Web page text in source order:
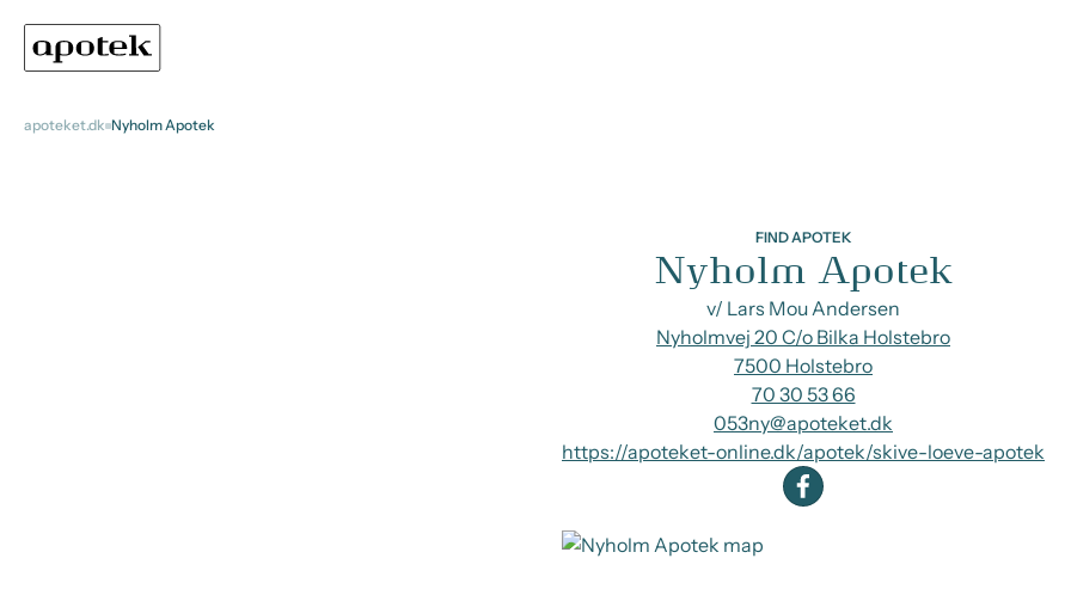
apoteket.dk Nyholm Apotek
FIND APOTEK
Nyholm Apotek
v/ Lars Mou Andersen
Nyholmvej 20 C/o Bilka Holstebro
7500 Holstebro
70 30 53 66
053ny@apoteket.dk
https://apoteket-online.dk/apotek/skive-loeve-apotek